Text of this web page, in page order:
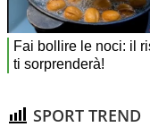
SPORT TREND